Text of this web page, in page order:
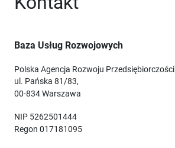
Baza Usług Rozwojowych
Polska Agencja Rozwoju Przedsiębiorczości
ul. Pańska 81/83,
00-834 Warszawa
NIP 5262501444
Regon 017181095